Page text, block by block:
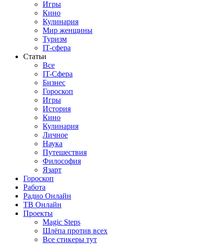
Игры
Кино
Кулинария
Мир женщины
Туризм
IT-сфера
Статьи
Все
IT-Сфера
Бизнес
Гороскоп
Игры
История
Кино
Кулинария
Личное
Наука
Путешествия
Философия
Язарт
Гороскоп
Работа
Радио Онлайн
ТВ Онлайн
Проекты
Magic Steps
Шлёпа против всех
Все стикеры тут